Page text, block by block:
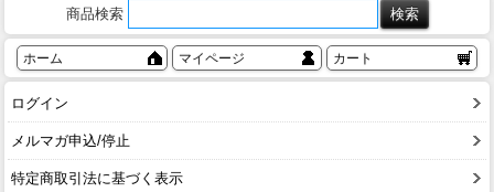
商品検索
ホーム マイページ カート
ログイン
メルマガ申込/停止
特定商取引法に基づく表示